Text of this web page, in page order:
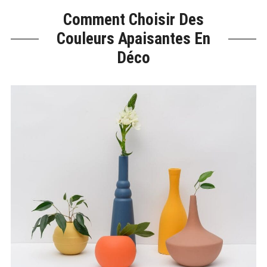
Comment Choisir Des
Couleurs Apaisantes En
Déco